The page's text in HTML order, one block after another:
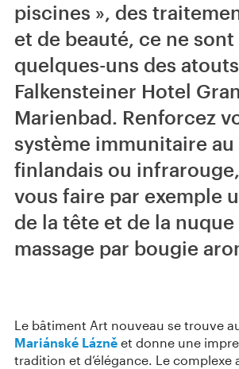
piscines », des
et de beauté, ce ne sont
quelques-uns des
Falkensteiner Hotel
Marienbad. Renforcez
système immunitaire au
finlandais ou
vous faire par exemple
de la tête et de la nuque
massage par bougie
Le bâtiment Art nouveau se trouve
Mariánské Lázně et donne une
tradition et d’élégance. Le complexe